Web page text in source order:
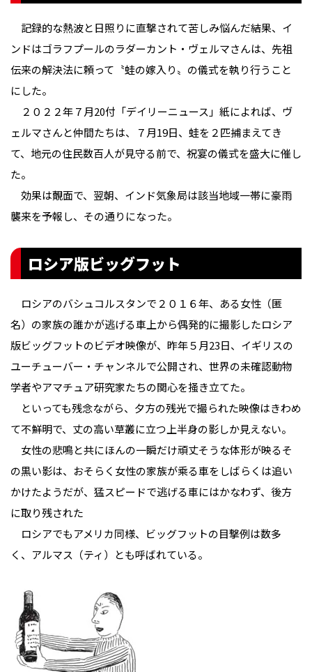
記録的な熱波と日照りに直撃されて苦しみ悩んだ結果、イ
ンドはゴラフプールのラダーカント・ヴェルマさんは、先祖
伝来の解決法に頼って〝蛙の嫁入り〟の儀式を執り行うこと
にした。
２０２２年７月20付「デイリーニュース」紙によれば、ヴ
ェルマさんと仲間たちは、７月19日、蛙を２匹捕まえてき
て、地元の住民数百人が見守る前で、祝宴の儀式を盛大に催し
た。
効果は覿面で、翌朝、インド気象局は該当地域一帯に豪雨
襲来を予報し、その通りになった。
ロシア版ビッグフット
ロシアのバシュコルスタンで２０１６年、ある女性（匿
名）の家族の誰かが逃げる車上から偶発的に撮影したロシア
版ビッグフットのビデオ映像が、昨年５月23日、イギリスの
ユーチューバー・チャンネルで公開され、世界の未確認動物
学者やアマチュア研究家たちの関心を掻き立てた。
といっても残念ながら、夕方の残光で撮られた映像はきわめ
て不鮮明で、丈の高い草叢に立つ上半身の影しか見えない。
女性の悲鳴と共にほんの一瞬だけ頑丈そうな体形が映るそ
の黒い影は、おそらく女性の家族が乘る車をしばらくは追い
かけたようだが、猛スピードで逃げる車にはかなわず、後方
に取り残された――
ロシアでもアメリカ同様、ビッグフットの目撃例は数多
く、アルマス（ティ）とも呼ばれている。